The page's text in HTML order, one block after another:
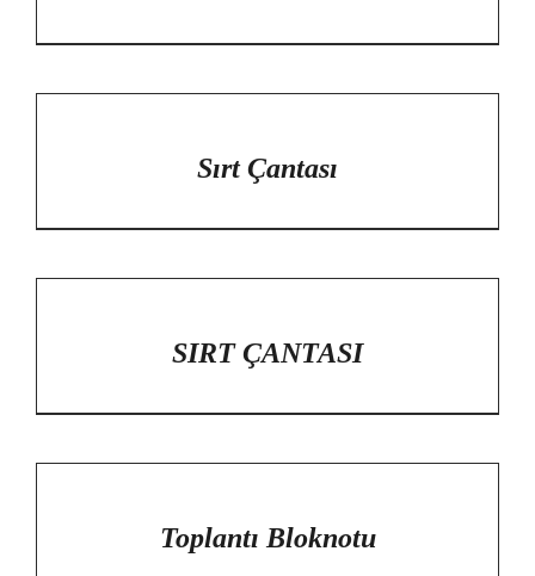
Sırt Çantası
SIRT ÇANTASI
Toplantı Bloknotu